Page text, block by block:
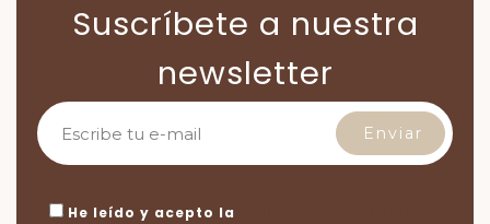
Suscríbete a nuestra
newsletter
He leído y acepto la